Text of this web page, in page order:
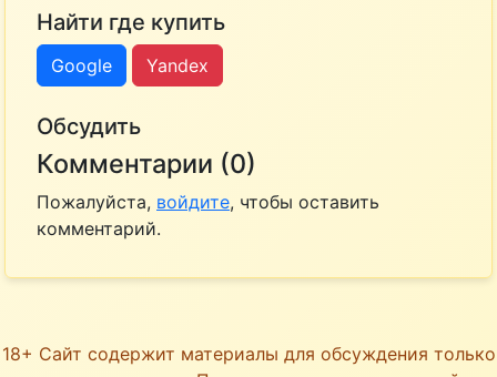
Найти где купить
Google Yandex
Обсудить
Комментарии (0)
Пожалуйста, войдите, чтобы оставить
комментарий.
18+ Сайт содержит материалы для обсуждения только